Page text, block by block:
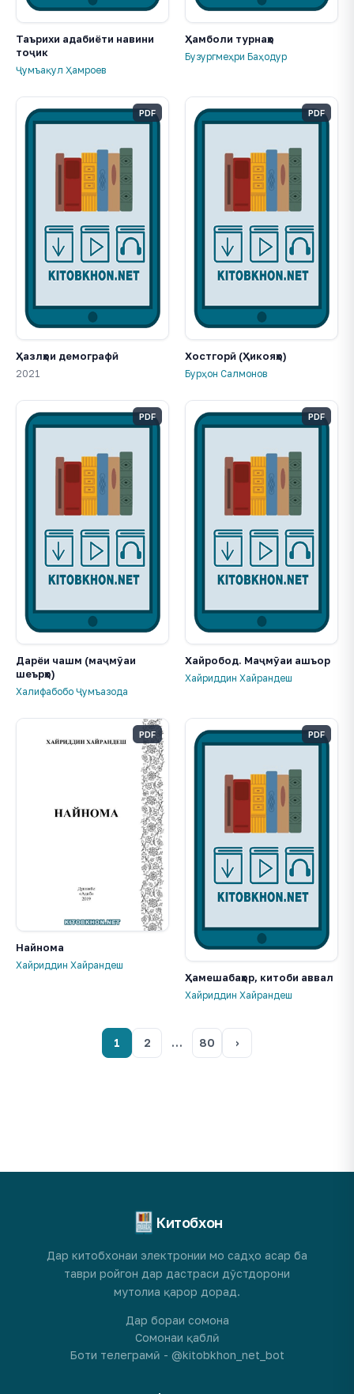
Таърихи адабиёти навини
тоҷик
Ҷумъақул Ҳамроев
Ҳамболи турнаҳо
Бузургмеҳри Баҳодур
PDF
Ҳазлҳои демографӣ
2021
PDF
Хостгорӣ (Ҳикояҳо)
Бурҳон Салмонов
PDF
Дарёи чашм (маҷмӯаи
шеърҳо)
Халифабобо Ҷумъазода
PDF
Хайробод. Маҷмӯаи ашъор
Хайриддин Хайрандеш
PDF
Найнома
Хайриддин Хайрандеш
PDF
Ҳамешабаҳор, китоби аввал
Хайриддин Хайрандеш
1 2 … 80 ›
Китобхон
Дар китобхонаи электронии мо садҳо асар ба
таври ройгон дар дастраси дӯстдорони
мутолиа қарор дорад.
Дар бораи сомона
Сомонаи қаблӣ
Боти телеграмӣ - @kitobkhon_net_bot